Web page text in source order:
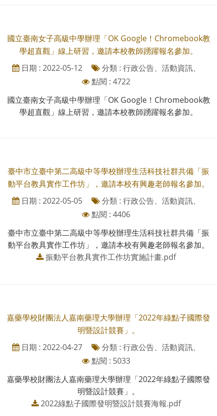
國立臺南女子高級中學辦理「OK Google！Chromebook教
學超直觀」線上研習，邀請本校教師踴躍報名參加。
日期 : 2022-05-12
分類 : 行政公告、活動資訊、
點閱 : 4722
國立臺南女子高級中學辦理「OK Google！Chromebook教
學超直觀」線上研習，邀請本校教師踴躍報名參加。
臺中市立臺中第二高級中等學校辦理生活科技社群共備「振
動平台教具實作工作坊」，邀請本校有興趣老師報名參加。
日期 : 2022-05-05
分類 : 行政公告、活動資訊、
點閱 : 4406
臺中市立臺中第二高級中等學校辦理生活科技社群共備「振
動平台教具實作工作坊」，邀請本校有興趣老師報名參加。
振動平台教具實作工作坊實施計畫.pdf
嘉藥學校財團法人嘉南藥理大學辦理「2022年綠點子國際發
明暨設計競賽」。
日期 : 2022-04-27
分類 : 行政公告、活動資訊、
點閱 : 5033
嘉藥學校財團法人嘉南藥理大學辦理「2022年綠點子國際發
明暨設計競賽」。
2022綠點子國際發明暨設計競賽海報.pdf